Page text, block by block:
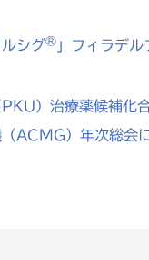
シグ® 」フィラデ
PKU）治療薬候補
ACMG）年次総会